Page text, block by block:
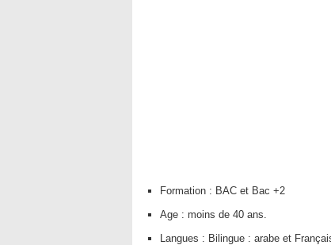
Formation : BAC et Bac +2
Age : moins de 40 ans.
Langues : Bilingue : arabe et